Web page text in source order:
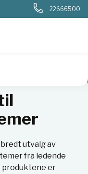
22666500
utvalg av
fra ledende
produktene er